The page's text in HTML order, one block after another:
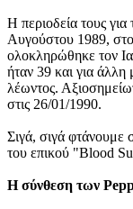
Η περιοδεία τους
Αυγούστου 1989,
ολοκληρώθηκε τον
ήταν 39 και για
λέωντος.
στις 26/01/1990.
Σιγά, σιγά
του επικού "Blood
Η σύνθεση των